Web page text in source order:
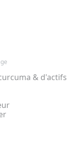
& d'actifs